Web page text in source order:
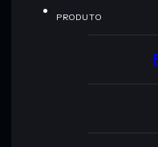
PRODUTO